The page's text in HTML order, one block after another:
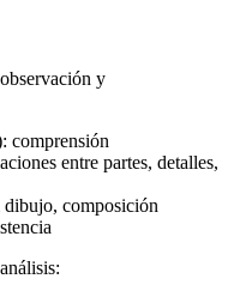
y
entre partes, detalles,
composición